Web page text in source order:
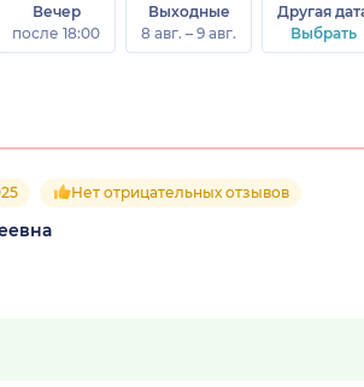
Вечер
после 18:00
Выходные
8 авг. – 9 авг.
Другая
Выбрать
Нет отрицательных отзывов